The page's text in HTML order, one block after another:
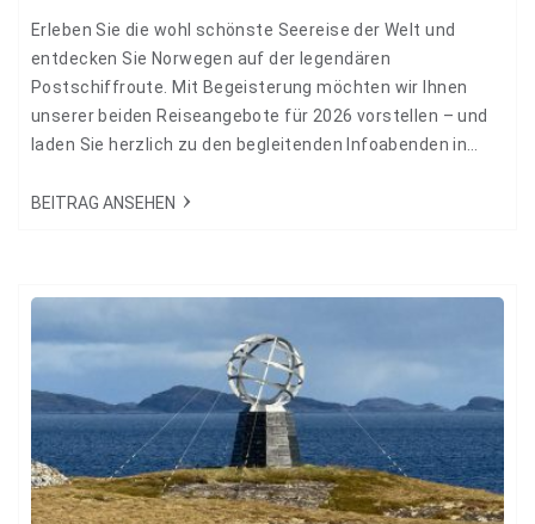
Erleben Sie die wohl schönste Seereise der Welt und
entdecken Sie Norwegen auf der legendären
Postschiffroute. Mit Begeisterung möchten wir Ihnen
unserer beiden Reiseangebote für 2026 vorstellen – und
laden Sie herzlich zu den begleitenden Infoabenden in
BEITRAG ANSEHEN